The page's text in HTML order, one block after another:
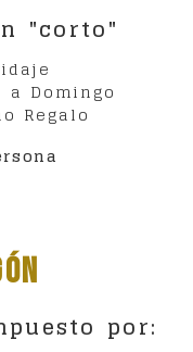
"corto"
Domingo
Regalo
por: